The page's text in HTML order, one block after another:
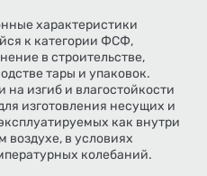
характеристики
к категории ФСФ,
в строительстве,
тары и упаковок.
на изгиб и влагостойкости
изготовления несущих и
как внутри
воздухе, в условиях
колебаний.